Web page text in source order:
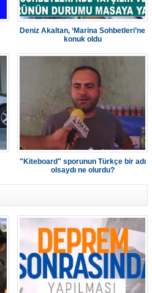
Deniz Akaltan, ‘Marina Sohbetleri’ne
konuk oldu
"Kiteboard" sporunun Türkçe bir adı
olsaydı ne olurdu?